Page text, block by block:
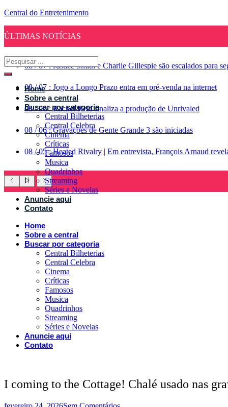
Central do Entretenimento
ÚLTIMAS NOTÍCIAS
08 / 07 : Justice Smith e Charlie Gillespie são escalados para
08 / 07 : Jogo a Longo Prazo entra em pré-venda na internet
08 / 06 : Rachel Reid finaliza a produção de Unrivaled
08 / 06 : Gravações de Gente Grande 3 são iniciadas
08 / 05 : Heated Rivalry | Em entrevista, François Arnaud
Home
Sobre a central
Buscar por categoria
Central Bilheterias
Central Celebra
Cinema
Críticas
Famosos
Musica
Quadrinhos
Streaming
Séries e Novelas
Anuncie aqui
Contato
Home
Sobre a central
Buscar por categoria
Central Bilheterias
Central Celebra
Cinema
Críticas
Famosos
Musica
Quadrinhos
Streaming
Séries e Novelas
Anuncie aqui
Contato
I coming to the Cottage! Chalé usado nas